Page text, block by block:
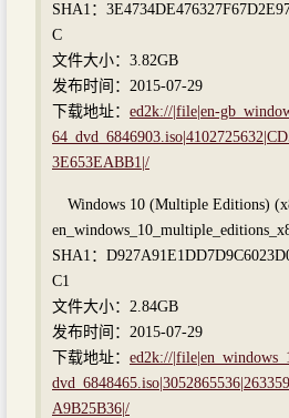
SHA1：
C
文件大小：3.82GB
发布时间：2015-07-29
下载地址： ed2k://|file|en-
3E653EABB1|/
Windows 10 (Multiple Editions)
SHA1：
C1
文件大小：2.84GB
发布时间：2015-07-29
下载地址： ed2k://
A9B25B36|/